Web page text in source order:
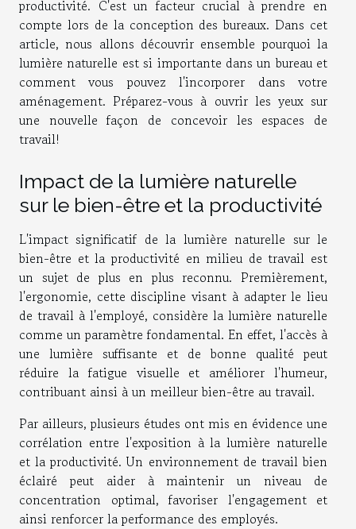
productivité. C'est un facteur crucial à prendre en
compte lors de la conception des bureaux. Dans cet
article, nous allons découvrir ensemble pourquoi la
lumière naturelle est si importante dans un bureau et
comment vous pouvez l'incorporer dans votre
aménagement. Préparez-vous à ouvrir les yeux sur
une nouvelle façon de concevoir les espaces de
travail!
Impact de la lumière naturelle
sur le bien-être et la productivité
L'impact significatif de la lumière naturelle sur le
bien-être et la productivité en milieu de travail est
un sujet de plus en plus reconnu. Premièrement,
l'ergonomie, cette discipline visant à adapter le lieu
de travail à l'employé, considère la lumière naturelle
comme un paramètre fondamental. En effet, l'accès à
une lumière suffisante et de bonne qualité peut
réduire la fatigue visuelle et améliorer l'humeur,
contribuant ainsi à un meilleur bien-être au travail.
Par ailleurs, plusieurs études ont mis en évidence une
corrélation entre l'exposition à la lumière naturelle
et la productivité. Un environnement de travail bien
éclairé peut aider à maintenir un niveau de
concentration optimal, favoriser l'engagement et
ainsi renforcer la performance des employés.